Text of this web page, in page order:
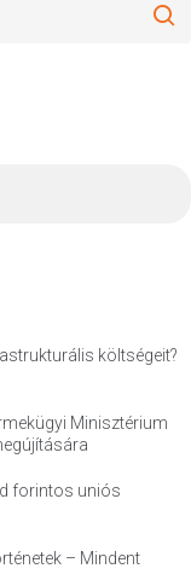
költségeit?
Minisztérium
forintos uniós
– Mindent